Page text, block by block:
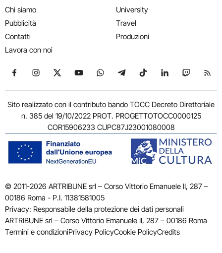
Chi siamo
Pubblicità
Contatti
Lavora con noi
University
Travel
Produzioni
Seguici su Facebook
Seguici su Instagram
Seguici su X
Seguici su YouTube
Seguici su WhatsApp
Seguici su Telegram
Seguici su TikTok
Seguici su
Seguici
Sito realizzato con il contributo bando TOCC Decreto Direttoriale
n. 385 del 19/10/2022 PROT. PROGETTOTOCC0000125
COR15906233 CUPC87J23001080008
© 2011-2026 ARTRIBUNE srl – Corso Vittorio Emanuele II, 287 –
00186 Roma - P.I. 11381581005
Privacy: Responsabile della protezione dei dati personali
ARTRIBUNE srl – Corso Vittorio Emanuele II, 287 – 00186 Roma
Termini e condizioniPrivacy PolicyCookie PolicyCredits